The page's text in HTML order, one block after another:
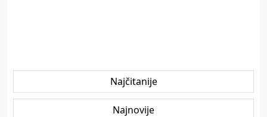
Najčitanije
Najnovije